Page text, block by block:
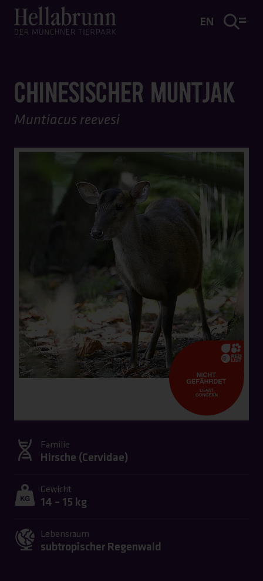
Hauptinhalt
Fußbereich
EN
CHINESISCHER MUNTJAK
Muntiacus reevesi
Familie
Hirsche (Cervidae)
Gewicht
14 – 15 kg
Lebensraum
subtropischer Regenwald